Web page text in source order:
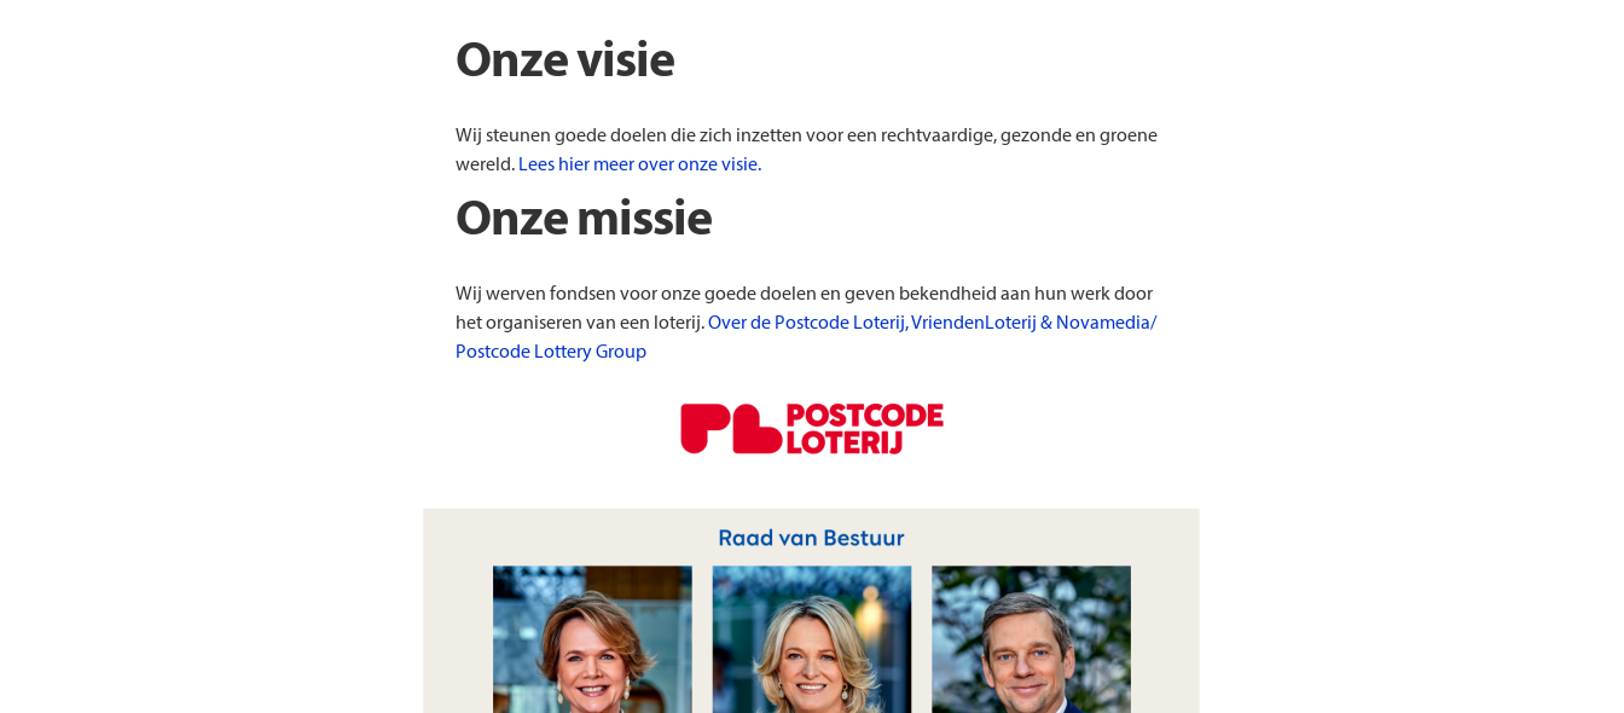
Vacatures Trekkingsdata
Onze visie
Wij steunen goede doelen die zich inzetten voor een rechtvaardige, gezonde en groene
wereld. Lees hier meer over onze visie.
Onze missie
Wij werven fondsen voor onze goede doelen en geven bekendheid aan hun werk door
het organiseren van een loterij.Over de Postcode Loterij, VriendenLoterij & Novamedia/
Postcode Lottery Group